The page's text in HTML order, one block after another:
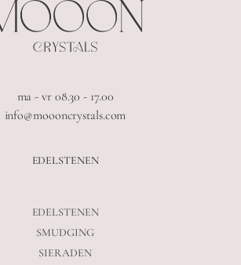
ma - vr 08.30 - 17.00
info@moooncrystals.com
EDELSTENEN
EDELSTENEN
SMUDGING
SIERADEN